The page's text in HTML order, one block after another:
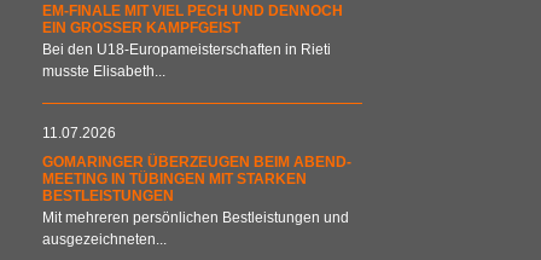
EM-FINALE MIT VIEL PECH UND DENNOCH
EIN GROSSER KAMPFGEIST
Bei den U18-Europameisterschaften in Rieti
musste Elisabeth...
11.07.2026
GOMARINGER ÜBERZEUGEN BEIM ABEND-
MEETING IN TÜBINGEN MIT STARKEN
BESTLEISTUNGEN
Mit mehreren persönlichen Bestleistungen und
ausgezeichneten...